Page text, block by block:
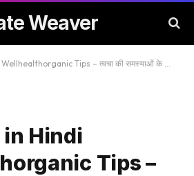
Weaver
Tips – त्वचा की समस्याओं के लिए घरेलू उपचार
in Hindi
Tips –